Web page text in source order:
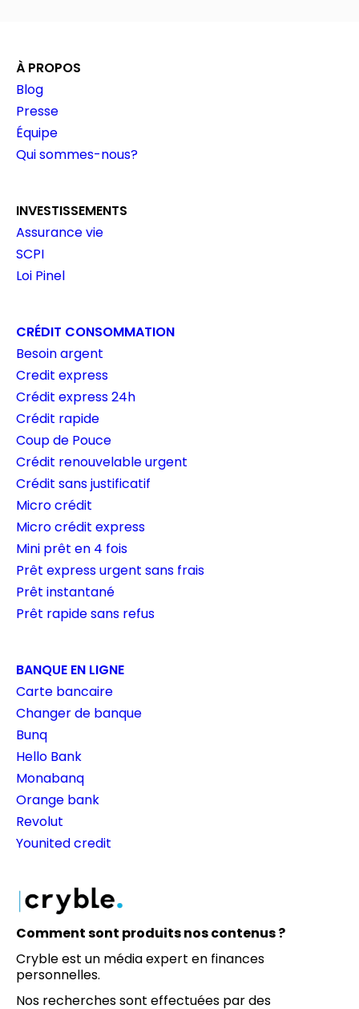
À PROPOS
Blog
Presse
Équipe
Qui sommes-nous?
INVESTISSEMENTS
Assurance vie
SCPI
Loi Pinel
CRÉDIT CONSOMMATION
Besoin argent
Credit express
Crédit express 24h
Crédit rapide
Coup de Pouce
Crédit renouvelable urgent
Crédit sans justificatif
Micro crédit
Micro crédit express
Mini prêt en 4 fois
Prêt express urgent sans frais
Prêt instantané
Prêt rapide sans refus
BANQUE EN LIGNE
Carte bancaire
Changer de banque
Bunq
Hello Bank
Monabanq
Orange bank
Revolut
Younited credit
Comment sont produits nos contenus ?
Cryble est un média expert en finances
personnelles.
Nos recherches sont effectuées par des